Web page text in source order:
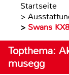
Startseite
>
> Swans
Topthema:
musegg